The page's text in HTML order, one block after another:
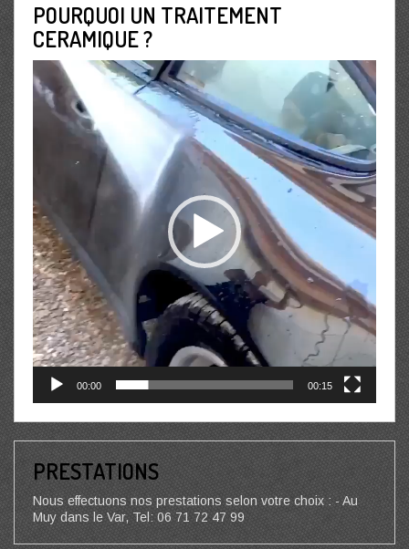
POURQUOI UN TRAITEMENT
CERAMIQUE ?
Lecteur
vidéo
00:00 00:15
PRESTATIONS
Nous effectuons nos prestations selon votre choix : - Au
Muy dans le Var, Tel: 06 71 72 47 99